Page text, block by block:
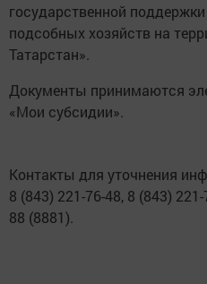
государственной
подсобных хозяйств на
Татарстан».
Документы принимаются
«Мои субсидии».
Контакты для уточнения
8 (843) 221-76-48, 8 (843)
88 (8881).